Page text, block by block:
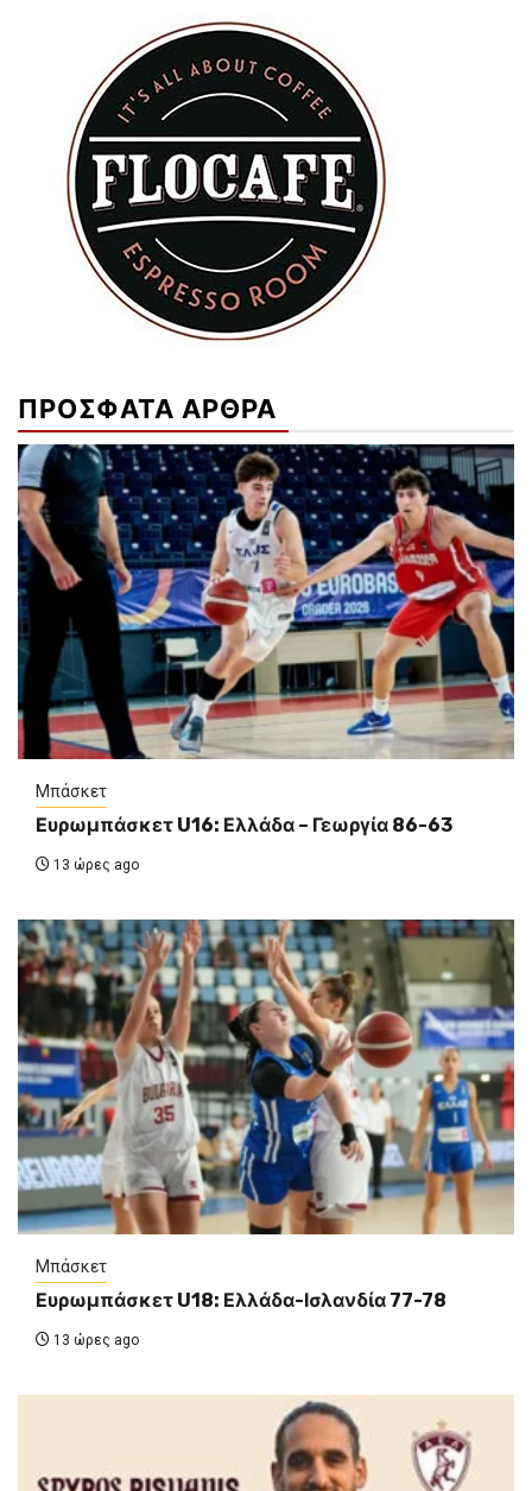
ΠΡΟΣΦΑΤΑ ΑΡΘΡΑ
Μπάσκετ
Ευρωμπάσκετ U16: Ελλάδα – Γεωργία 86-63
13 ώρες ago
Μπάσκετ
Ευρωμπάσκετ U18: Ελλάδα-Ισλανδία 77-78
13 ώρες ago